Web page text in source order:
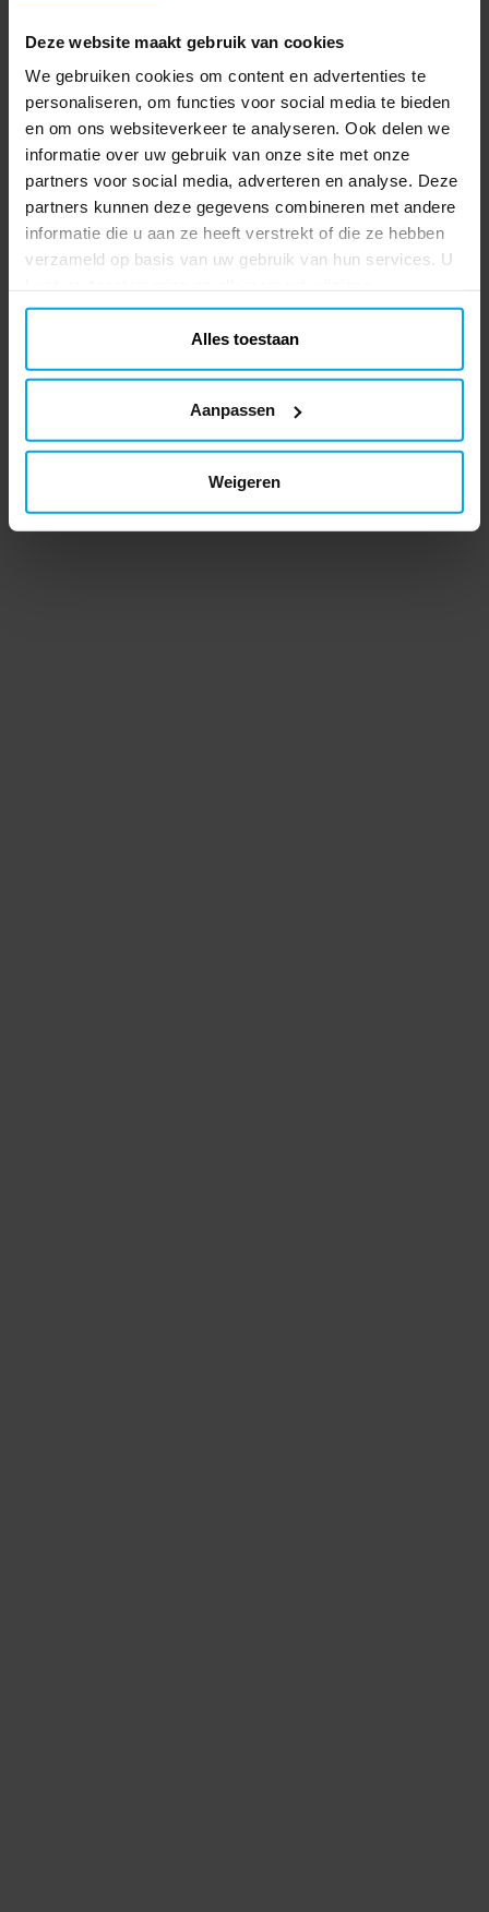
Deze website maakt gebruik van cookies
We gebruiken cookies om content en advertenties te
personaliseren, om functies voor social media te bieden
en om ons websiteverkeer te analyseren. Ook delen we
informatie over uw gebruik van onze site met onze
partners voor social media, adverteren en analyse. Deze
partners kunnen deze gegevens combineren met andere
informatie die u aan ze heeft verstrekt of die ze hebben
verzameld op basis van uw gebruik van hun services. U
Alles toestaan
Aanpassen
Weigeren